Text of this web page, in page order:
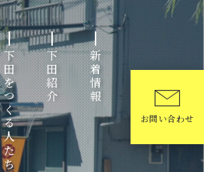
下田をつくる人たち 下田紹介 新着情報
お問い合わせ